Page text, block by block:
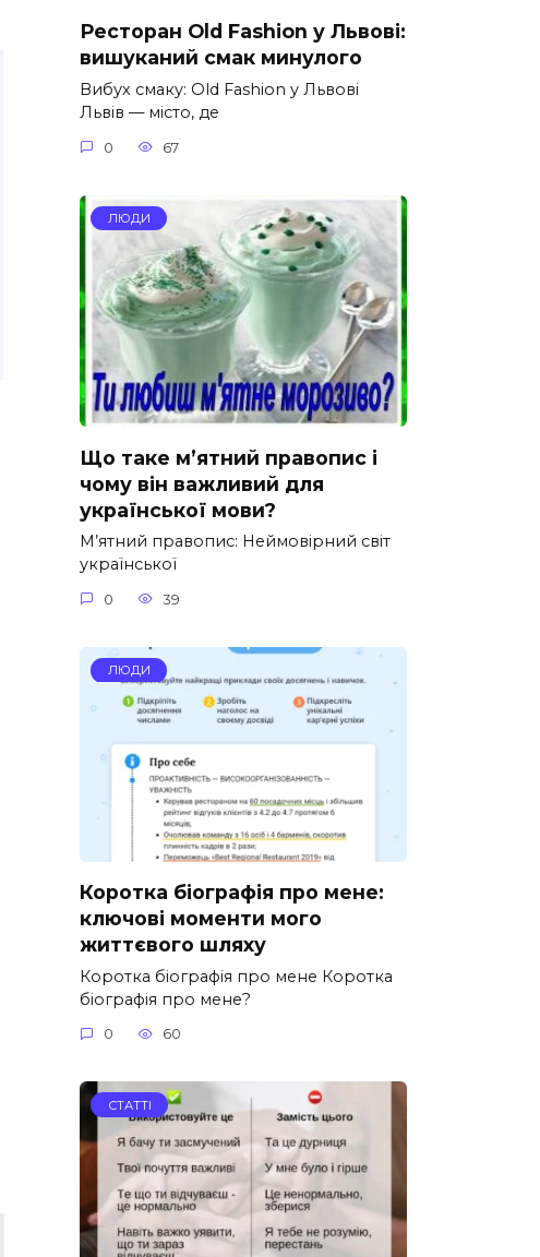
Ресторан Old Fashion у Львові:
вишуканий смак минулого
Вибух смаку: Old Fashion у Львові
Львів — місто, де
0 67
ЛЮДИ
Що таке м’ятний правопис і
чому він важливий для
української мови?
М’ятний правопис: Неймовірний світ
української
0 39
ЛЮДИ
Коротка біографія про мене:
ключові моменти мого
життєвого шляху
Коротка біографія про мене Коротка
біографія про мене?
0 60
СТАТТІ